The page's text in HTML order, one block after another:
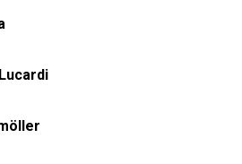
Lucardi